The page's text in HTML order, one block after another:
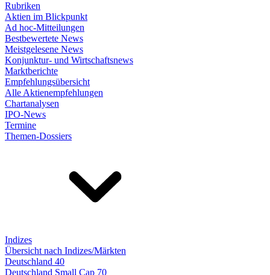
Rubriken
Aktien im Blickpunkt
Ad hoc-Mitteilungen
Bestbewertete News
Meistgelesene News
Konjunktur- und Wirtschaftsnews
Marktberichte
Empfehlungsübersicht
Alle Aktienempfehlungen
Chartanalysen
IPO-News
Termine
Themen-Dossiers
Indizes
Übersicht nach Indizes/Märkten
Deutschland 40
Deutschland Small Cap 70